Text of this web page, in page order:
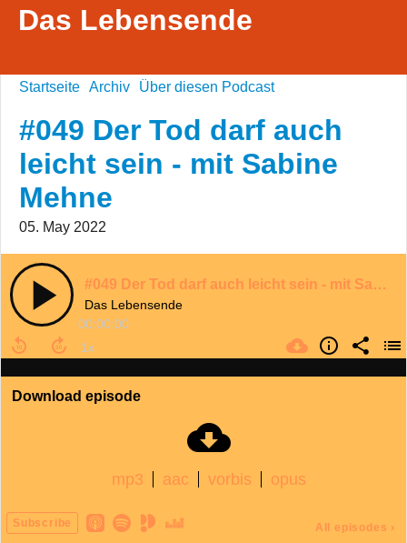
Das Lebensende
Startseite Archiv Über diesen Podcast
#049 Der Tod darf auch
leicht sein - mit Sabine
Mehne
05. May 2022
#049 Der Tod darf auch leicht sein - mit Sabine Mehne
Das Lebensende
00:00:00
Download episode
mp3 aac vorbis opus
Subscribe All episodes ›